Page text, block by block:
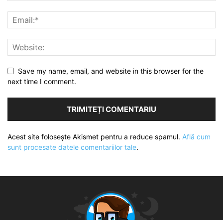
Save my name, email, and website in this browser for the
next time I comment.
Acest site folosește Akismet pentru a reduce spamul. Află cum
sunt procesate datele comentariilor tale.